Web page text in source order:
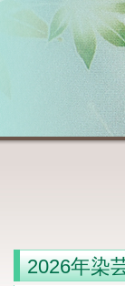
2026年染